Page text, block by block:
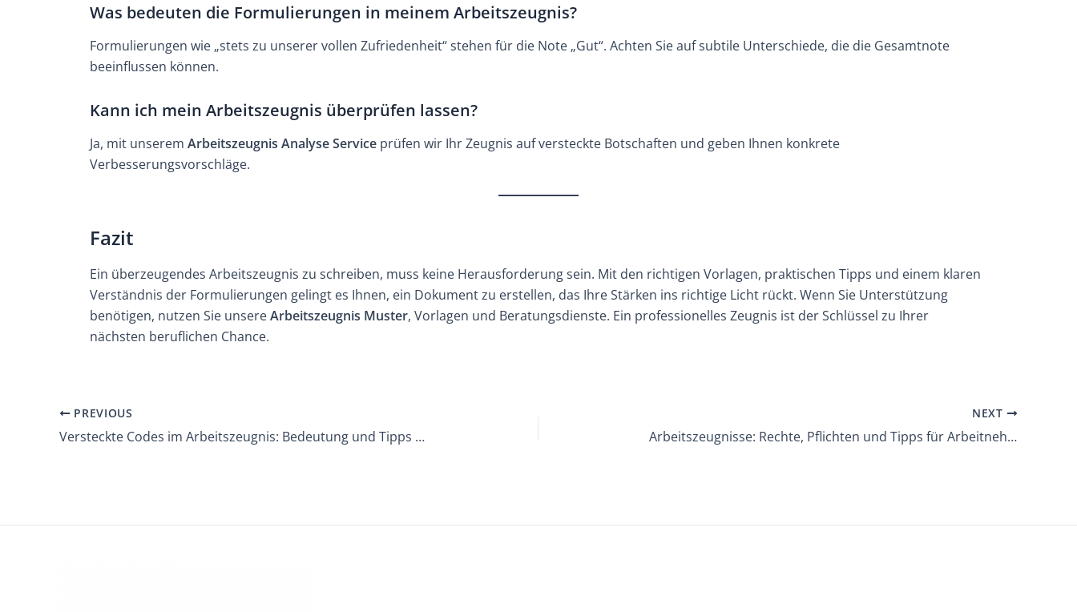
Was bedeuten die Formulierungen in meinem Arbeitszeugnis?
Formulierungen wie „stets zu unserer vollen Zufriedenheit“ stehen für die Note „Gut“. Achten Sie auf subtile Unterschiede, die die Gesamtnote
beeinflussen können.
Kann ich mein Arbeitszeugnis überprüfen lassen?
Ja, mit unserem Arbeitszeugnis Analyse Service prüfen wir Ihr Zeugnis auf versteckte Botschaften und geben Ihnen konkrete
Verbesserungsvorschläge.
Fazit
Ein überzeugendes Arbeitszeugnis zu schreiben, muss keine Herausforderung sein. Mit den richtigen Vorlagen, praktischen Tipps und einem klaren
Verständnis der Formulierungen gelingt es Ihnen, ein Dokument zu erstellen, das Ihre Stärken ins richtige Licht rückt. Wenn Sie Unterstützung
benötigen, nutzen Sie unsereArbeitszeugnis Muster, Vorlagen und Beratungsdienste. Ein professionelles Zeugnis ist der Schlüssel zu Ihrer
nächsten beruflichen Chance.
Post
navigation
PREVIOUS
Versteckte Codes im Arbeitszeugnis: Bedeutung und Tipps zur Entschlüsselung
NEXT
Arbeitszeugnisse: Rechte, Pflichten und Tipps für Arbeitnehmer und Arbeitgeber